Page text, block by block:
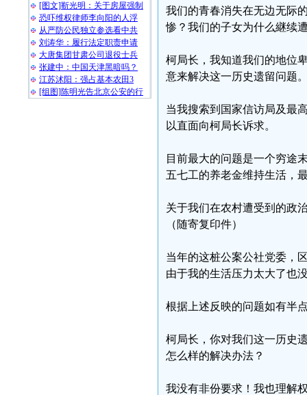
[图文]靳光明：关于房屋强制
恐吓维权律师李向阳的人浮
从严防公民独立参选看中共
刘涛华：履行法定职责申请
大唐集团甘肃公司退役士兵
张建中：中国天津黑暗吗？
江苏沭阳：强占基本农田3
[组图]陈明光告北京公安的行
我们的青春消失在无边无际
惨？我们的子女为什么継续
柯局长，我知道我们的地位
意来解决这一历史遗留问题
当我搜索到国家信访局及最
以直面向柯局长诉求。
目前最大的问题是一个穷途
五七工的养老金维持生活，
关于我们在农村遭受到的政
（随寄复印件）
当年的这桩公案公社党委，
由于我的生活压力太大了也
根据上述反映的问题如有半
柯局长，你对我们这一历史
怎么样的解决办法？
我没有非份要求！我也理解